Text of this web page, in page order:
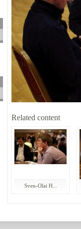
Related content
Sven-Olai H...